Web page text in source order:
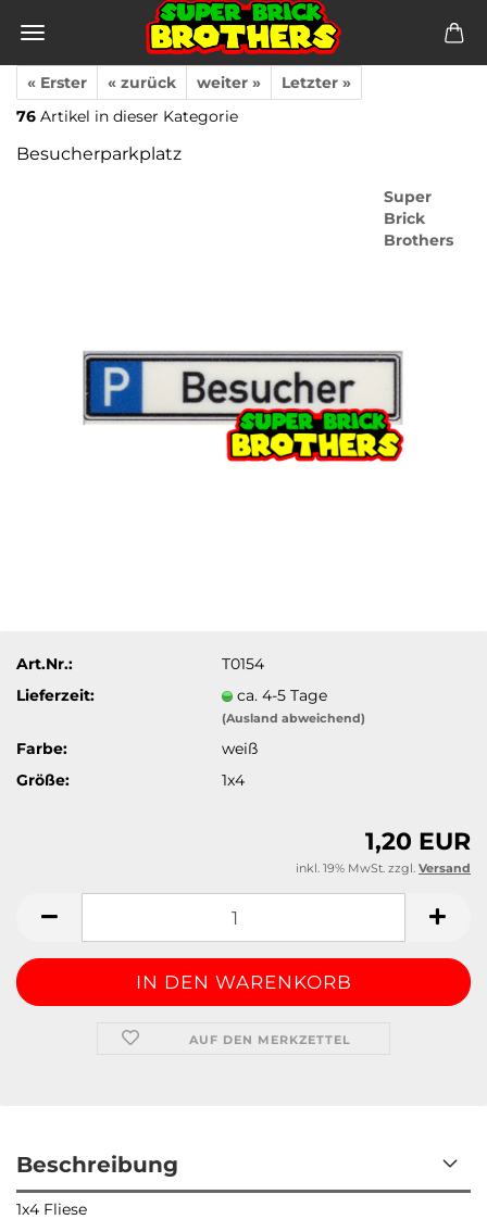
« Erster « zurück weiter »
Letzter »
76 Artikel in dieser Kategorie
Besucherparkplatz
Super
Brick
Brothers
Art.Nr.:
T0154
Lieferzeit:
ca. 4-5 Tage
(Ausland abweichend)
Farbe:
weiß
Größe:
1x4
1,20 EUR
inkl. 19% MwSt. zzgl. Versand
AUF DEN MERKZETTEL
Beschreibung
1x4 Fliese